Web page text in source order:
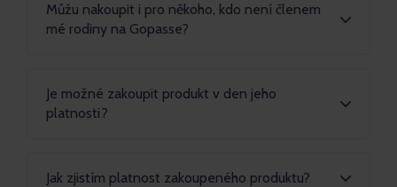
Můžu nakoupit i pro někoho, kdo není členem
mé rodiny na Gopasse?
Je možné zakoupit produkt v den jeho
platnosti?
Jak zjistím platnost zakoupeného produktu?